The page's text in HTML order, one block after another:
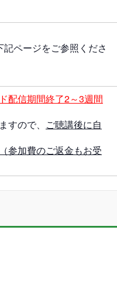
ページをご参照くださ
配信期間終了2～3週間
ので、 ご聴講後に自
（参加費のご返金もお受